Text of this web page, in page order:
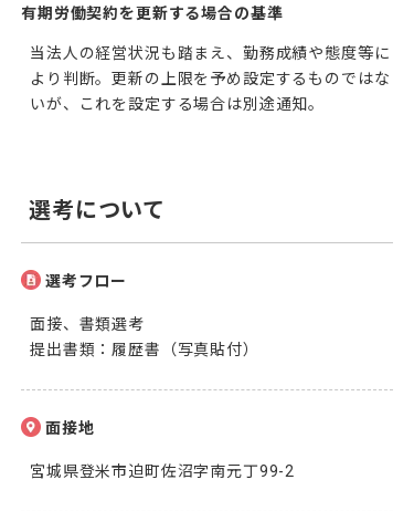
有期労働契約を更新する場合の基準
当法人の経営状況も踏まえ、勤務成績や態度等に
より判断。更新の上限を予め設定するものではな
いが、これを設定する場合は別途通知。
選考について
選考フロー
面接、書類選考
提出書類：履歴書（写真貼付）
面接地
宮城県登米市迫町佐沼字南元丁99-2